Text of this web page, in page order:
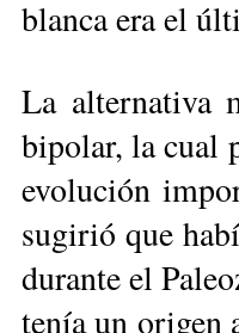
blanca era el
La alternativa
bipolar, la cual
evolución
sugirió que
durante el
tenía un origen